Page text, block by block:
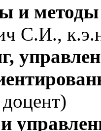
и
С.И.,